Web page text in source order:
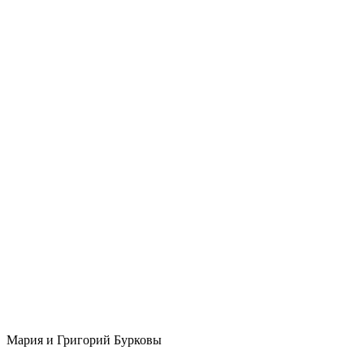
Мария и Григорий Бурковы